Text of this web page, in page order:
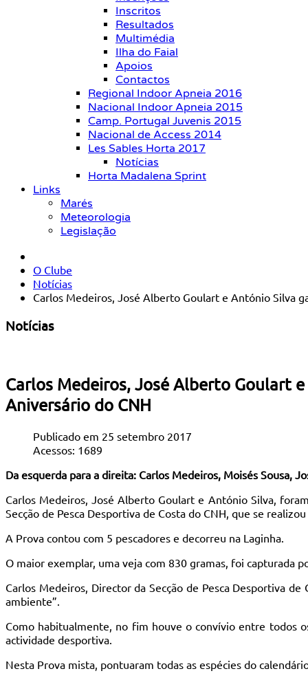
Inscritos
Resultados
Multimédia
Ilha do Faial
Apoios
Contactos
Regional Indoor Apneia 2016
Nacional Indoor Apneia 2015
Camp. Portugal Juvenis 2015
Nacional de Access 2014
Les Sables Horta 2017
Notícias
Horta Madalena Sprint
Links
Marés
Meteorologia
Legislação
O Clube
Notícias
Carlos Medeiros, José Alberto Goulart e António Silva
Notícias
Carlos Medeiros, José Alberto Goulart
Aniversário do CNH
Publicado em 25 setembro 2017
Acessos: 1689
Da esquerda para a direita: Carlos Medeiros, Moisés Sousa,
Carlos Medeiros, José Alberto Goulart e António Silva,
Secção de Pesca Desportiva de Costa do CNH, que se
A Prova contou com 5 pescadores e decorreu na Laginha.
O maior exemplar, uma veja com 830 gramas, foi capturada
Carlos Medeiros, Director da Secção de Pesca Desportiva
ambiente”.
Como habitualmente, no fim houve o convívio entre todos
actividade desportiva.
Nesta Prova mista, pontuaram todas as espécies do